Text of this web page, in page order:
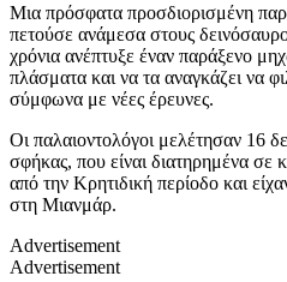
Μια πρόσφατα προσδιορισμένη
πετούσε ανάμεσα στους
χρόνια ανέπτυξε έναν παράξενο
πλάσματα και να τα αναγκάζει να
σύμφωνα με νέες έρευνες.
Οι παλαιοντολόγοι μελέτησαν 16
σφήκας, που είναι διατηρημένα σε
από την Κρητιδική περίοδο και
στη Μιανμάρ.
Advertisement
Advertisement